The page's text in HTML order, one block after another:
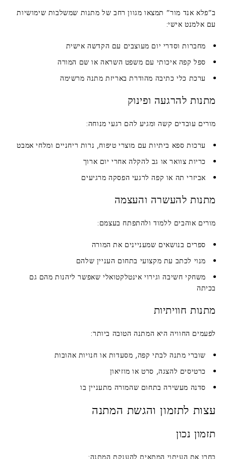
ב”פלא אנד מור” תמצאו מגוון רחב של מתנות שמשלבות שימושיות
עם אלמנט אישי:
מחברות וסדרי יום מעוצבים עם הקדשה אישית
ספל קפה איכותי עם משפט השראה או שם המורה
ערכת כלי כתיבה מהודרתבאריזת מתנה מרשימה
מתנות להרגעה ופינוק
מורים עובדים קשה ומגיע להם רגעי מנוחה:
ערכות ספא ביתיותעם מוצרי טיפוח, נרות ריחניים ומלחי אמבט
כריות צוואר או גב להקלה אחרי יום ארוך
אביזרי תה או קפהלרגעי הפסקה מרגיעים
מתנות להעשרה והעצמה
מורים אוהבים ללמוד ולהתפתח בעצמם:
ספרים בנושאים שמעניינים את המורה
מנוי לכתב עת מקצועי בתחום העניין שלהם
משחקי חשיבה וגירוי אינטלקטואלי שאפשר ליהנות מהם גם
בכיתה
מתנות חוויתיות
לפעמים החוויה היא המתנה הטובה ביותר:
שוברי מתנה לבתי קפה, מסעדות או חנויות אהובות
כרטיסים להצגה, סרט או מוזיאון
סדנה מעשירהבתחום שהמורה מתעניין בו
עצות לתזמון והגשת המתנה
תזמון נכון
בחרו את העיתוי המתאים להענקת המתנה: